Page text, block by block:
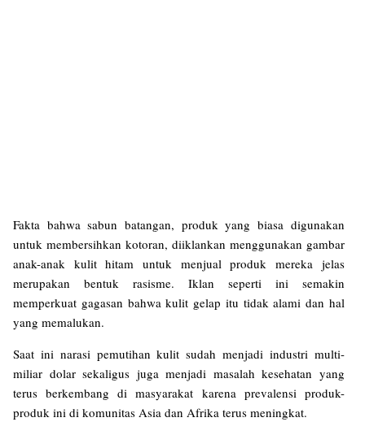
Fakta bahwa sabun batangan, produk yang biasa digunakan
untuk membersihkan kotoran, diiklankan menggunakan gambar
anak-anak kulit hitam untuk menjual produk mereka jelas
merupakan bentuk rasisme. Iklan seperti ini semakin
memperkuat gagasan bahwa kulit gelap itu tidak alami dan hal
yang memalukan.
Saat ini narasi pemutihan kulit sudah menjadi industri multi-
miliar dolar sekaligus juga menjadi masalah kesehatan yang
terus berkembang di masyarakat karena prevalensi produk-
produk ini di komunitas Asia dan Afrika terus meningkat.